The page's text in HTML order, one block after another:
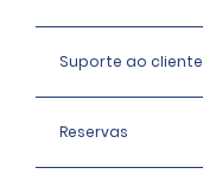
Suporte ao cliente
Reservas